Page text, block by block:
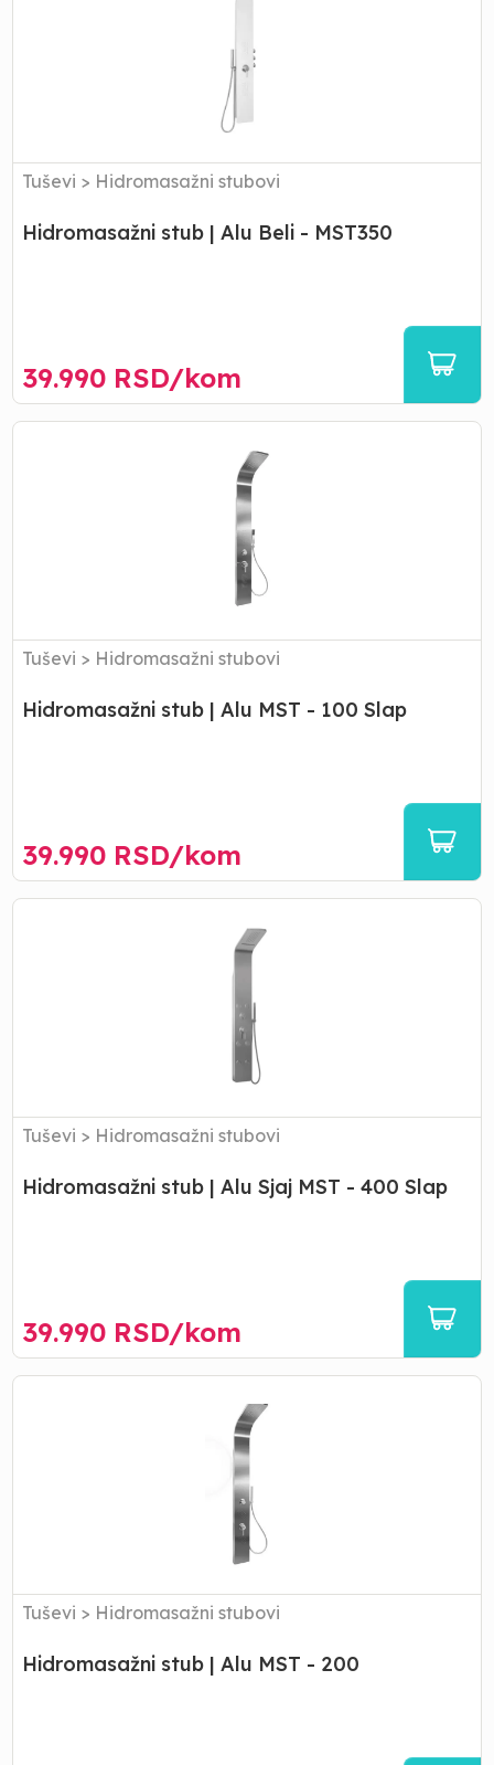
Tuševi > Hidromasažni stubovi
Hidromasažni stub | Alu Beli - MST350
39.990 RSD/kom
Hidromasažni
Tuševi > Hidromasažni stubovi
Hidromasažni stub | Alu MST - 100 Slap
39.990 RSD/kom
Hidromasažni
Tuševi > Hidromasažni stubovi
Hidromasažni stub | Alu Sjaj MST - 400 Slap
39.990 RSD/kom
Hidromasažni
Tuševi > Hidromasažni stubovi
Hidromasažni stub | Alu MST - 200